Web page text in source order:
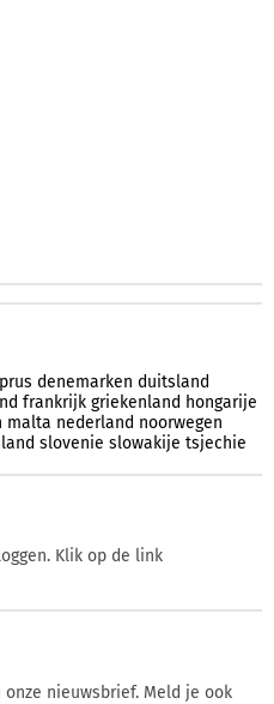
denemarken duitsland
frankrijk griekenland hongarije
malta nederland noorwegen
slovenie slowakije tsjechie
Klik op de link
nieuwsbrief. Meld je ook